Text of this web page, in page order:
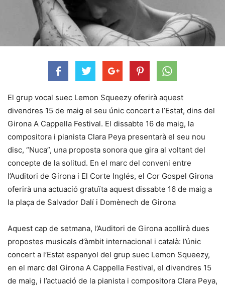
El grup vocal suec Lemon Squeezy oferirà aquest
divendres 15 de maig el seu únic concert a l’Estat, dins del
Girona A Cappella Festival. El dissabte 16 de maig, la
compositora i pianista Clara Peya presentarà el seu nou
disc, “Nuca”, una proposta sonora que gira al voltant del
concepte de la solitud. En el marc del conveni entre
l’Auditori de Girona i El Corte Inglés, el Cor Gospel Girona
oferirà una actuació gratuïta aquest dissabte 16 de maig a
la plaça de Salvador Dalí i Domènech de Girona
Aquest cap de setmana, l’Auditori de Girona acollirà dues
propostes musicals d’àmbit internacional i català: l’únic
concert a l’Estat espanyol del grup suec Lemon Squeezy,
en el marc del Girona A Cappella Festival, el divendres 15
de maig, i l’actuació de la pianista i compositora Clara Peya,